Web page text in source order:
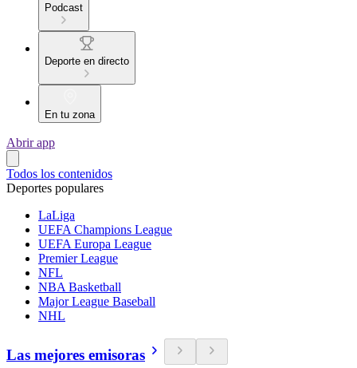
Podcast
Deporte en directo
En tu zona
Abrir app
Todos los contenidos
Deportes populares
LaLiga
UEFA Champions League
UEFA Europa League
Premier League
NFL
NBA Basketball
Major League Baseball
NHL
Las mejores emisoras